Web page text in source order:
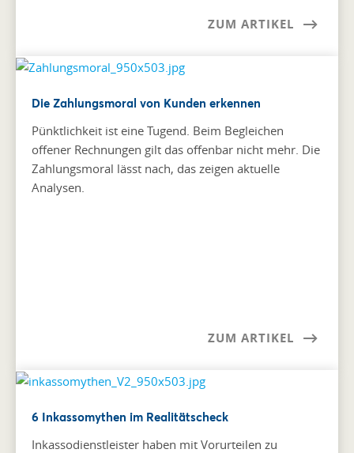
ZUM ARTIKEL
Die Zahlungsmoral von Kunden erkennen
Pünktlichkeit ist eine Tugend. Beim Begleichen
offener Rechnungen gilt das offenbar nicht mehr. Die
Zahlungsmoral lässt nach, das zeigen aktuelle
Analysen.
ZUM ARTIKEL
6 Inkassomythen im Realitätscheck
Inkassodienstleister haben mit Vorurteilen zu